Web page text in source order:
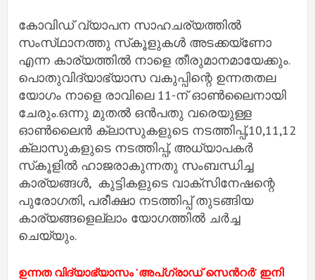
കോവിഡ്‌ വ്യാപന സാഹചര്യത്തില്‍
സംസ്‌ഥാനത്തു സ്‌കൂളുകള്‍ അടക്കയ്‌ണോ
എന്ന കാര്യത്തില്‍ നാളെ തീരുമാനമായേക്കും.
പൊതുവിദ്യാഭ്യാസ വകുപ്പിന്റെ ഉന്നതതല
യോഗം നാളെ രാവിലെ 11-ന്‌ ഓണ്‍ലൈനായി
ചേരും.ഒന്നു മുതല്‍ ഒന്‍പതു വരെയുള്ള
ഓണ്‍ലൈന്‍ ക്ലാസുകളുടെ നടത്തിപ്പ്‌,10,11,12
ക്ലാസുകളുടെ നടത്തിപ്പ്‌, അധ്യാപകര്‍
സ്‌കൂളില്‍ ഹാജരാകുന്നതു സംബന്ധിച്ച
കാര്യങ്ങള്‍, കുട്ടികളുടെ വാക്‌സിനേഷന്റെ
പുരോഗതി, പരീക്ഷാ നടത്തിപ്പ്‌ തുടങ്ങിയ
കാര്യങ്ങളെല്ലാം യോഗത്തിൽ ചര്‍ച്ച
ചെയ്യും.
ഉന്നത വിദ്യാഭ്യാസം 'അപ്ഗ്രാഡ് സെൻറർ' ഇനി